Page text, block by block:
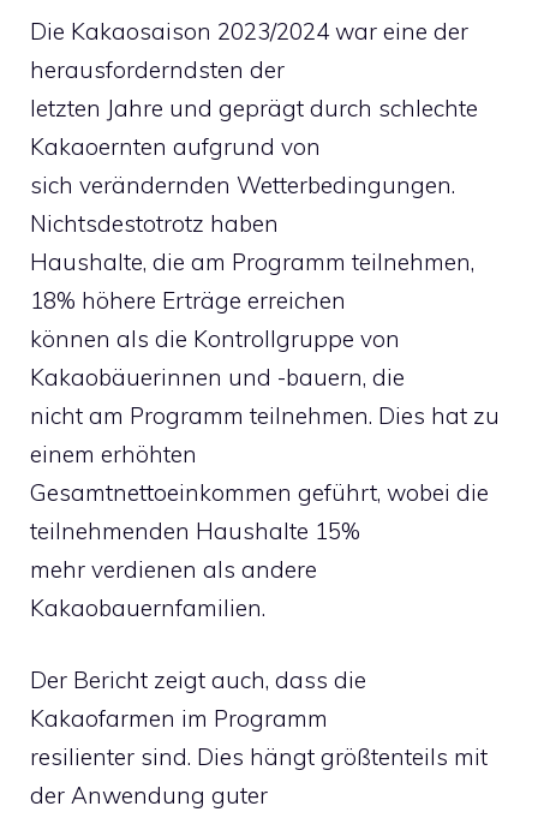
Die Kakaosaison 2023/2024 war eine der
herausforderndsten der
letzten Jahre und geprägt durch schlechte
Kakaoernten aufgrund von
sich verändernden Wetterbedingungen.
Nichtsdestotrotz haben
Haushalte, die am Programm teilnehmen,
18% höhere Erträge erreichen
können als die Kontrollgruppe von
Kakaobäuerinnen und -bauern, die
nicht am Programm teilnehmen. Dies hat zu
einem erhöhten
Gesamtnettoeinkommen geführt, wobei die
teilnehmenden Haushalte 15%
mehr verdienen als andere
Kakaobauernfamilien.
Der Bericht zeigt auch, dass die
Kakaofarmen im Programm
resilienter sind. Dies hängt größtenteils mit
der Anwendung guter